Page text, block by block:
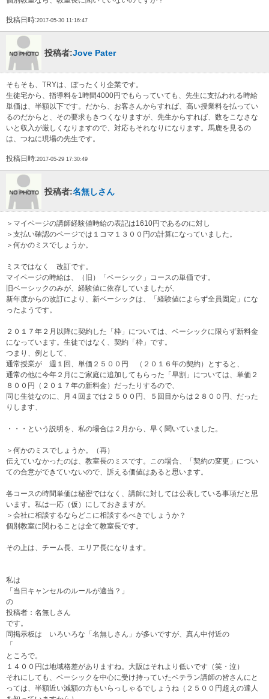
投稿日時:2017-05-30 11:16:47
投稿者:Jove Pater
そもそも、TRYは、ぼったくり企業です。
生徒宅から、指導料を1時間4000円でもらっていても、先生に支払われる時給
単価は、半額以下です。だから、お客さんからすれば、高い授業料を払ってい
るのだからと、その要求もきつくなりますが、先生からすれば、数をこなさな
いと収入が厳しくなりますので、対応もそれなりになります。馬鹿を見るの
は、つねに現場の先生です。
投稿日時:2017-05-29 17:30:49
投稿者:名無しさん
＞マイページの講師経験値時給の表記は1610円であるのに対し
＞支払い確認のページでは１コマ１３００円の計算になっていました。
＞何かのミスでしょうか。
ミスではなく 改訂です。
マイページの時給は、（旧）「ベーシック」コースの単価です。
旧ベーシックのみが、経験値に依存していましたが、
新年度からの改訂により、新ベーシックは、「経験値によらず全員固定」にな
ったようです。
２０１７年２月以降に契約した「枠」については、ベーシックに限らず新料金
になっています。生徒ではなく、契約「枠」です。
つまり、例として、
通常授業が 週１回、単価２５００円 （２０１６年の契約）とすると、
通常の他に今年２月にご家庭に追加してもらった「早割」については、単価２
８００円（２０１７年の新料金）だったりするので、
同じ生徒なのに、月４回までは２５００円、５回目からは２８００円、だった
りします、
・・・という説明を、私の場合は２月から、早く聞いていました。
＞何かのミスでしょうか。（再）
伝えていなかったのは、教室長のミスです。この場合、「契約の変更」につい
ての合意ができていないので、訴える価値はあると思います。
各コースの時間単価は秘密ではなく、講師に対しては公表している事項だと思
います。私は一応（仮）にしておきますが。
＞会社に相談するならどこに相談するべきでしょうか？
個別教室に関わることは全て教室長です。
その上は、チーム長、エリア長になります。
私は
「当日キャンセルのルールが適当？」
の
投稿者：名無しさん
です。
同掲示板は いろいろな「名無しさん」が多いですが、真ん中付近の
「
ところで。
１４００円は地域格差がありますね。大阪はそれより低いです（笑・泣）
それにしても、ベーシックを中心に受け持っていたベテラン講師の皆さんにと
っては、半額近い減額の方もいらっしゃるでしょうね（２５００円超えの達人